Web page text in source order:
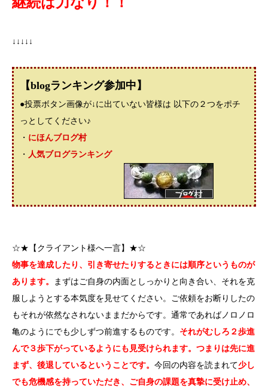
↓↓↓↓↓
【blogランキング参加中】
●投票ボタン画像が↓に出ていない皆様は 以下の２つをポチ
っとしてください♪
・ にほんブログ村
・ 人気ブログランキング
☆★【クライアント様へ一言】★☆
物事を達成したり、引き寄せたりするときには順序というものが
あります。
まずはご自身の内面としっかりと向き合い、それを克
服しようとする本気度を見せてください。ご依頼をお断りしたの
もそれが依然なされないままだからです。通常であればノロノロ
亀のようにでも少しずつ前進するものです。 それがむしろ２歩進
んで３歩下がっているようにも見受けられます。つまりは先に進
まず、後退しているということです。 今回の内容を読まれて少し
でも危機感を持っていただき、ご自身の課題を真摯に受け止め、